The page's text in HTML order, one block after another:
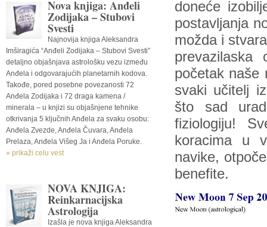
Nova knjiga: Anđeli
Zodijaka – Stubovi
Svesti
Najnovija knjiga Aleksandra
Imširagića “Anđeli Zodijaka – Stubovi Svesti”
detaljno objašnjava astrološku vezu između
Anđela i odgovarajućih planetarnih kodova.
Takođe, pored posebne povezanosti 72
Anđela Zodijaka i 72 draga kamena /
minerala – u knjizi su objašnjene tehnike
otkrivanja 5 ključnih Anđela za svaku osobu:
Anđela Zvezde, Anđela Čuvara, Anđela
Prelaza, Anđela Višeg Ja i Anđela Poruke.
» prikaži celu vest
NOVA KNJIGA:
Reinkarnacijska
Astrologija
Izašla je nova knjiga Aleksandra
doneće
postavljanja
možda i
prevazilaska
početak naše
svaki učitelj
što sad
fiziologiju!
koracima u
navike,
benefite.